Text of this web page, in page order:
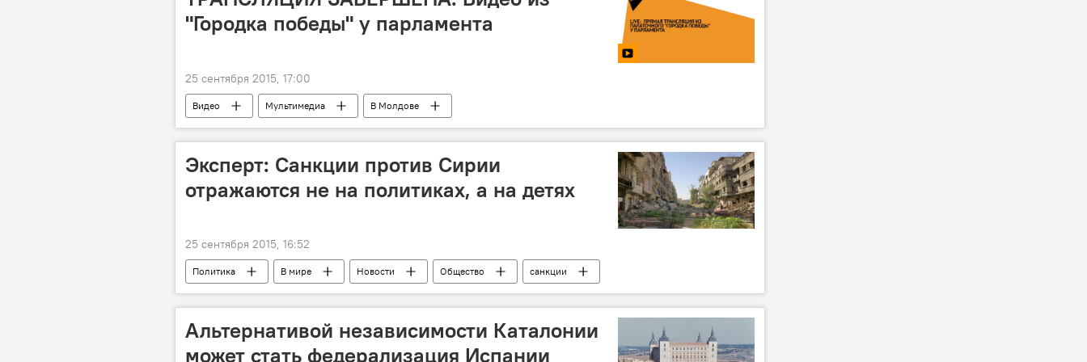
"Городка победы" у парламента
25 сентября 2015, 17:00
Видео Мультимедиа В Молдове
Эксперт: Санкции против Сирии
отражаются не на политиках, а на детях
25 сентября 2015, 16:52
Политика В мире Новости Общество
санкции
Валентина Матвиенко
террорист
Альтернативой независимости Каталонии
может стать федерализация Испании